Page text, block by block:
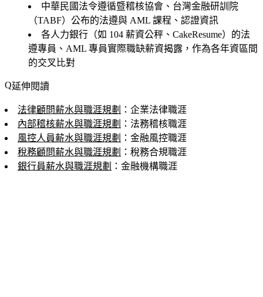
中華民國法令遵循暨稽核協會、台灣金融研訓院
（TABF）公布的法遵與 AML 課程、認證資訊
各人力銀行（如 104 薪資公秤、CakeResume）的法
遵專員、AML 專員實際職缺薪資揭露，作為各年資區間
的交叉比對
延伸閱讀
法律顧問薪水與職涯規劃 ：企業法律職涯
內部稽核薪水與職涯規劃 ：法務稽核職涯
風控人員薪水與職涯規劃 ：金融風控職涯
稅務顧問薪水與職涯規劃 ：稅務合規職涯
銀行員薪水與職涯規劃 ：金融機構職涯